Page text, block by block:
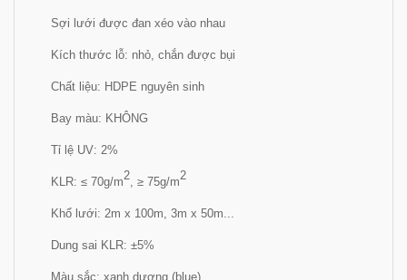
Sợi lưới được đan xéo vào nhau
Kích thước lỗ: nhỏ, chắn được bụi
Chất liệu: HDPE nguyên sinh
Bay màu: KHÔNG
Tỉ lệ UV: 2%
KLR: ≤ 70g/m2 , ≥ 75g/m2
Khổ lưới: 2m x 100m, 3m x 50m...
Dung sai KLR: ±5%
Màu sắc: xanh dương (blue)